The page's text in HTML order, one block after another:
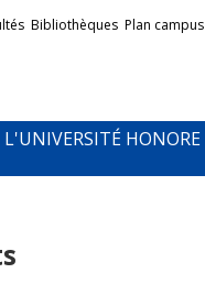
Bibliothèques Plan campus
L'UNIVERSITÉ HONORE